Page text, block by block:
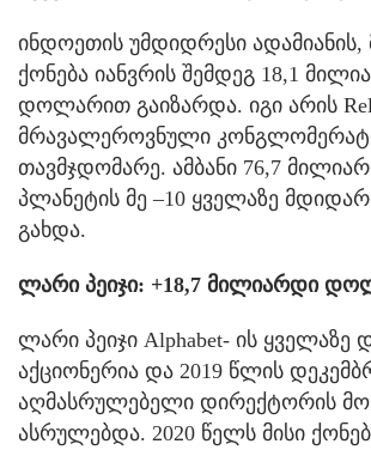
ინდოეთის უმდიდრესი ადამიანის,
ქონება იანვრის შემდეგ 18,1
დოლარით გაიზარდა. იგი არის
მრავალეროვნული
თავმჯდომარე. ამბანი 76,7
პლანეტის მე –10 ყველაზე
გახდა.
ლარი პეიჯი: +18,7 მილიარდი
ლარი პეიჯი Alphabet- ის ყველაზე
აქციონერია და 2019 წლის
აღმასრულებელი დირექტორის
ასრულებდა. 2020 წელს მისი